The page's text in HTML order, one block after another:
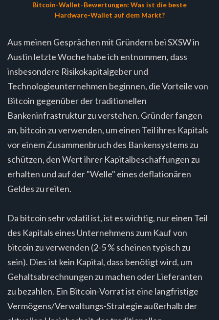
Bitcoin-Wallet-Bewertungen: Was ist die beste
Hardware-Wallet auf dem Markt?
Aus meinen Gesprächen mit Gründern bei SXSW in
Austin letzte Woche habe ich entnommen, dass
insbesondere Risikokapitalgeber und
Technologieunternehmen beginnen, die Vorteile von
Bitcoin gegenüber der traditionellen
Bankeninfrastruktur zu verstehen. Gründer fangen
an, bitcoin zu verwenden, um einen Teil ihres Kapitals
vor einem Zusammenbruch des Bankensystems zu
schützen, den Wert ihrer Kapitalbeschaffungen zu
erhalten und auf der "Welle" eines deflationären
Geldes zu reiten.
Da bitcoin sehr volatil ist, ist es wichtig, nur einen Teil
des Kapitals eines Unternehmens zum Kauf von
bitcoin zu verwenden (2-5 % scheinen typisch zu
sein). Dies ist kein Kapital, dass benötigt wird, um
Gehaltsabrechnungen zu machen oder Lieferanten
zu bezahlen. Ein Bitcoin-Vorrat ist eine langfristige
Vermögens/Verwaltungs-Strategie außerhalb der